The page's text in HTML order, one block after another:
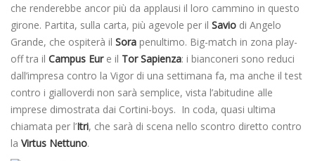
che renderebbe ancor più da applausi il loro cammino in questo
girone. Partita, sulla carta, più agevole per il Savio di Angelo
Grande, che ospiterà il Sora penultimo. Big-match in zona play-
off tra il Campus Eure il Tor Sapienza: i bianconeri sono reduci
dall’impresa contro la Vigor di una settimana fa, ma anche il test
contro i gialloverdi non sarà semplice, vista l’abitudine alle
imprese dimostrata dai Cortini-boys. In coda, quasi ultima
chiamata per l’Itri, che sarà di scena nello scontro diretto contro
la Virtus Nettuno.